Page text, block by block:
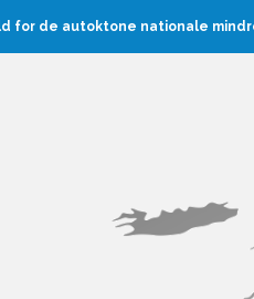
for de autoktone nationale